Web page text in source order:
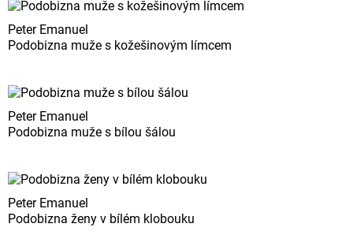
Peter Emanuel
Podobizna muže s kožešinovým límcem
Peter Emanuel
Podobizna muže s bílou šálou
Peter Emanuel
Podobizna ženy v bílém klobouku